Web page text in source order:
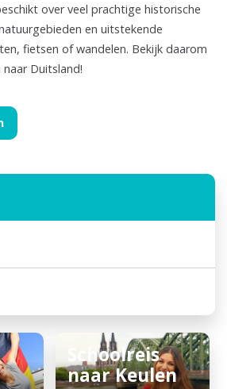
over veel prachtige historische
en uitstekende
fietsen of wandelen. Bekijk daarom
naar Duitsland!
Schoolreis
naar Keulen